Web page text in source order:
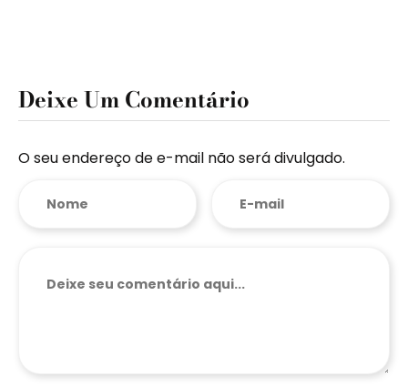
Deixe Um Comentário
O seu endereço de e-mail não será divulgado.